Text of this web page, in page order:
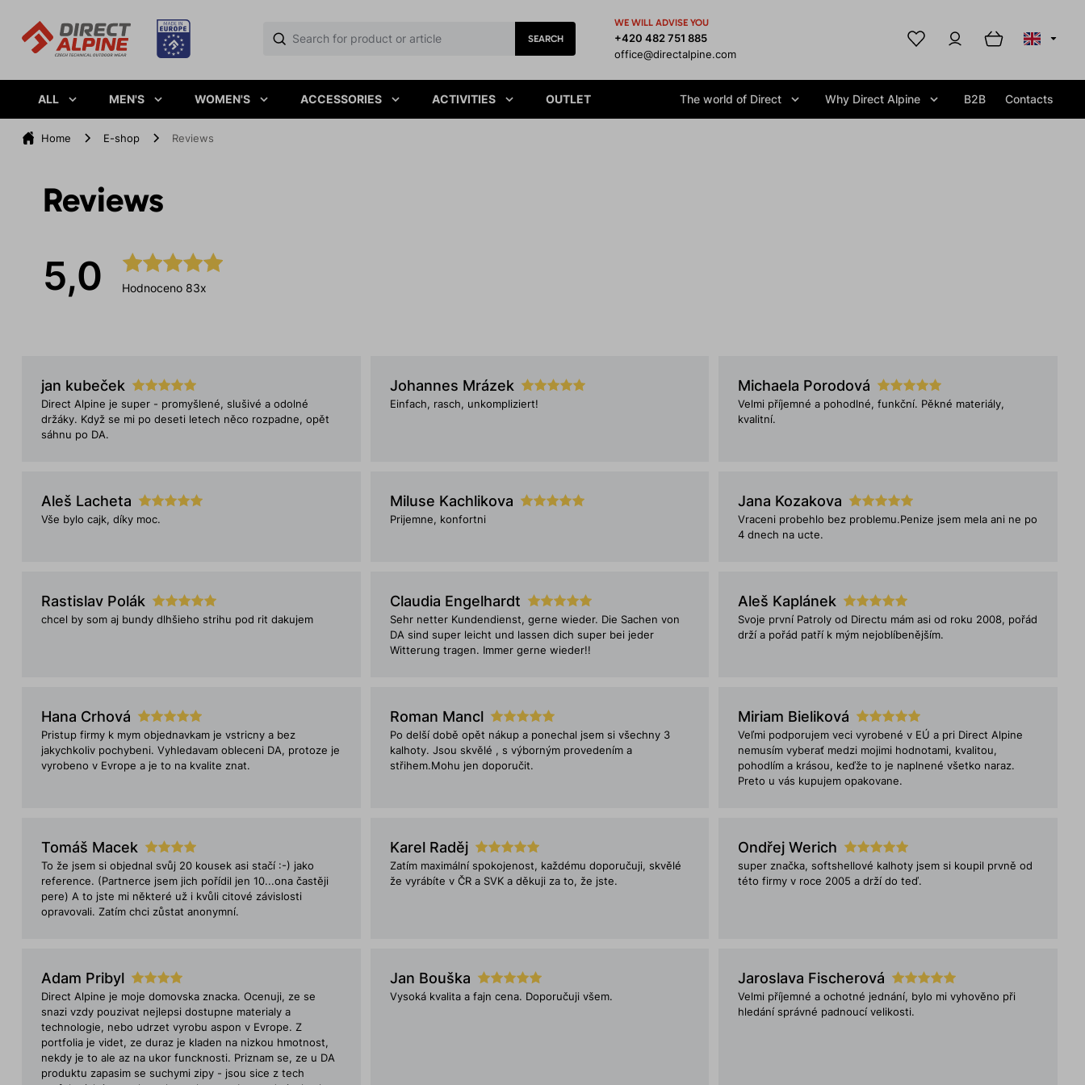
SEARCH
WE WILL ADVISE YOU
+420 482 751 885
office@directalpine.com
ALL MEN'S WOMEN'S ACCESSORIES ACTIVITIES OUTLET The world of Direct Why Direct Alpine B2B Contacts
Home E-shop Reviews
Reviews
5,0 Hodnoceno 83x
jan kubeček
Direct Alpine je super - promyšlené, slušivé a odolné
držáky. Když se mi po deseti letech něco rozpadne, opět
sáhnu po DA.
Johannes Mrázek
Einfach, rasch, unkompliziert!
Michaela Porodová
Velmi příjemné a pohodlné, funkční. Pěkné materiály,
kvalitní.
Aleš Lacheta
Vše bylo cajk, díky moc.
Miluse Kachlikova
Prijemne, konfortni
Jana Kozakova
Vraceni probehlo bez problemu.Penize jsem mela ani ne po
4 dnech na ucte.
Rastislav Polák
chcel by som aj bundy dlhšieho strihu pod rit dakujem
Claudia Engelhardt
Sehr netter Kundendienst, gerne wieder. Die Sachen von
DA sind super leicht und lassen dich super bei jeder
Witterung tragen. Immer gerne wieder!!
Aleš Kaplánek
Svoje první Patroly od Directu mám asi od roku 2008, pořád
drží a pořád patří k mým nejoblíbenějším.
Hana Crhová
Pristup firmy k mym objednavkam je vstricny a bez
jakychkoliv pochybeni. Vyhledavam obleceni DA, protoze je
vyrobeno v Evrope a je to na kvalite znat.
Roman Mancl
Po delší době opět nákup a ponechal jsem si všechny 3
kalhoty. Jsou skvělé , s výborným provedením a
střihem.Mohu jen doporučit.
Miriam Bieliková
Veľmi podporujem veci vyrobené v EÚ a pri Direct Alpine
nemusím vyberať medzi mojimi hodnotami, kvalitou,
pohodlím a krásou, keďže to je naplnené všetko naraz.
Preto u vás kupujem opakovane.
Tomáš Macek
To že jsem si objednal svůj 20 kousek asi stačí :-) jako
reference. (Partnerce jsem jich pořídil jen 10...ona častěji
pere) A to jste mi některé už i kvůli citové závislosti
opravovali. Zatím chci zůstat anonymní.
Karel Raděj
Zatím maximální spokojenost, každému doporučuji, skvělé
že vyrábíte v ČR a SVK a děkuji za to, že jste.
Ondřej Werich
super značka, softshellové kalhoty jsem si koupil prvně od
této firmy v roce 2005 a drží do teď.
Adam Pribyl
Direct Alpine je moje domovska znacka. Ocenuji, ze se
snazi vzdy pouzivat nejlepsi dostupne materialy a
technologie, nebo udrzet vyrobu aspon v Evrope. Z
portfolia je videt, ze duraz je kladen na nizkou hmotnost,
nekdy je to ale az na ukor funcknosti. Priznam se, ze u DA
produktu zapasim se suchymi zipy - jsou sice z tech
Jan Bouška
Vysoká kvalita a fajn cena. Doporučuji všem.
Jaroslava Fischerová
Velmi příjemné a ochotné jednání, bylo mi vyhověno při
hledání správné padnoucí velikosti.